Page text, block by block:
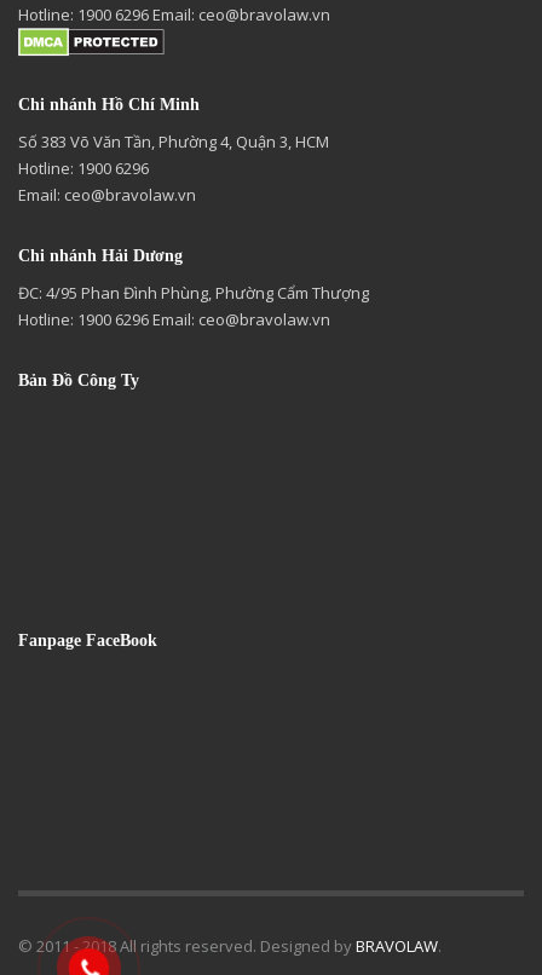
Hotline: 1900 6296 Email: ceo@bravolaw.vn
Chi nhánh Hồ Chí Minh
Số 383 Võ Văn Tần, Phường 4, Quận 3, HCM
Hotline: 1900 6296
Email: ceo@bravolaw.vn
Chi nhánh Hải Dương
ĐC: 4/95 Phan Đình Phùng, Phường Cẩm Thượng
Hotline: 1900 6296 Email: ceo@bravolaw.vn
Bản Đồ Công Ty
Fanpage FaceBook
© 2011 - 2018 All rights reserved. Designed byBRAVOLAW.